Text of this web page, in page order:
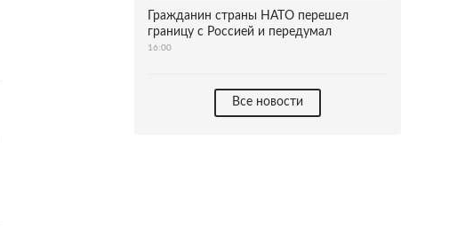
Гражданин страны НАТО перешел
границу с Россией и передумал
16:00
Все новости